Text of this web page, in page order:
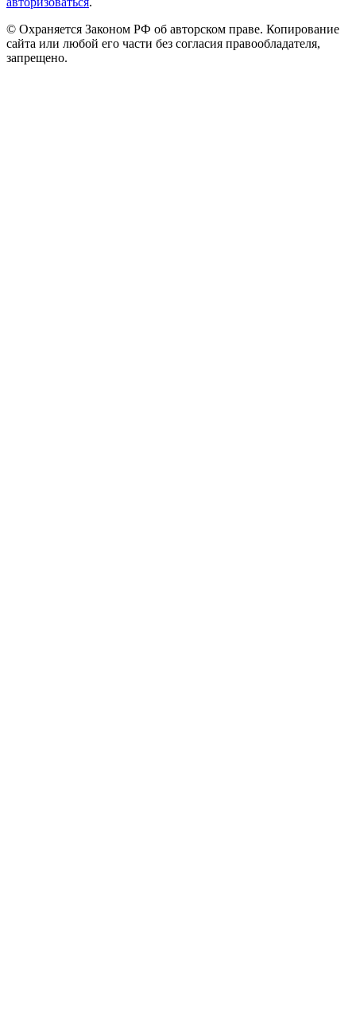
© Охраняется Законом РФ об авторском праве. Копирование
сайта или любой его части без согласия правообладателя,
запрещено.